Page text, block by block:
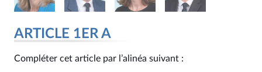
ARTICLE 1ER A
Compléter cet article par l’alinéa suivant :